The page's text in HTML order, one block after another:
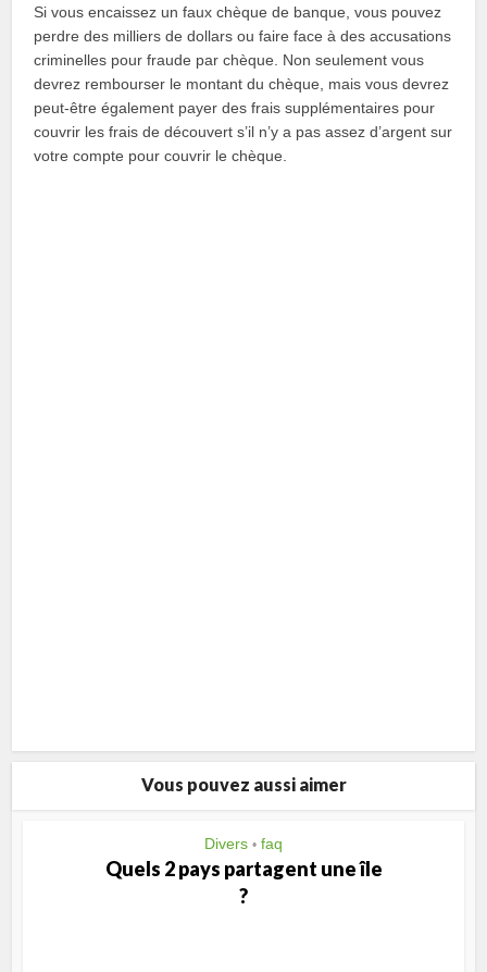
Si vous encaissez un faux chèque de banque, vous pouvez
perdre des milliers de dollars ou faire face à des accusations
criminelles pour fraude par chèque. Non seulement vous
devrez rembourser le montant du chèque, mais vous devrez
peut-être également payer des frais supplémentaires pour
couvrir les frais de découvert s’il n’y a pas assez d’argent sur
votre compte pour couvrir le chèque.
Vous pouvez aussi aimer
Divers • faq
Quels 2 pays partagent une île
?